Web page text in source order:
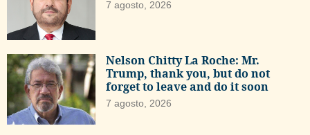
7 agosto, 2026
Nelson Chitty La Roche: Mr.
Trump, thank you, but do not
forget to leave and do it soon
7 agosto, 2026